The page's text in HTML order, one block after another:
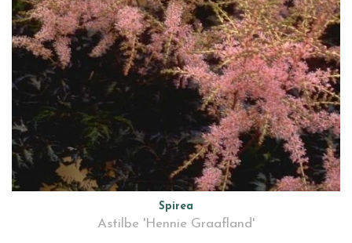
Spirea
Astilbe 'Hennie Graafland'